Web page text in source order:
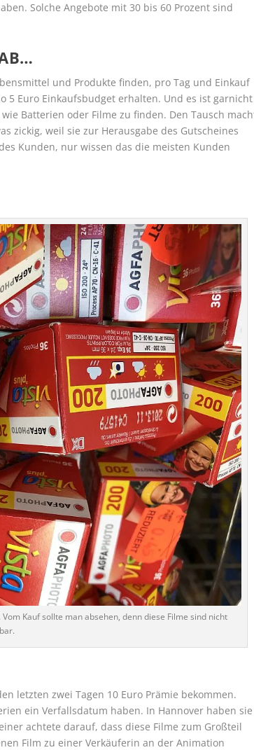
Solche Angebote mit 30 bis 60 Prozent sind
und Produkte finden, pro Tag und Einkauf
5 Euro Einkaufsbudget erhalten. Und es ist garnicht
Batterien oder Filme zu finden. Den Tausch
zickig, weil sie zur Herausgabe des Gutscheines
Kunden, nur wissen das die meisten Kunden
Kauf sollte man absehen, denn diese Filme sind nicht
letzten zwei Tagen 10 Euro Prämie bekommen.
ein Verfallsdatum haben. In Hannover haben sie
achtete darauf, dass diese Filme zum Großteil
Film zu einer Verkäuferin an der Animation